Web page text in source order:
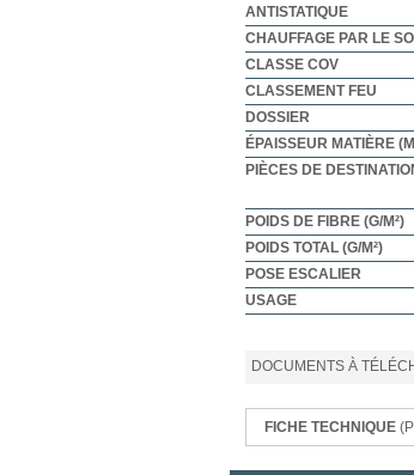
ANTISTATIQUE
CHAUFFAGE PAR LE
CLASSE COV
CLASSEMENT FEU
DOSSIER
ÉPAISSEUR MATIÈRE
PIÈCES DE
POIDS DE FIBRE (G/M²)
POIDS TOTAL (G/M²)
POSE ESCALIER
USAGE
DOCUMENTS À
FICHE TECHNIQUE